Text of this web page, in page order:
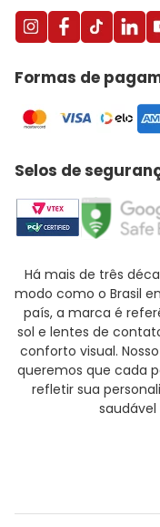
Formas de
Selos de
Há mais de três
modo como o Brasil
país, a marca é
sol e lentes de
conforto visual.
queremos que cada
refletir sua